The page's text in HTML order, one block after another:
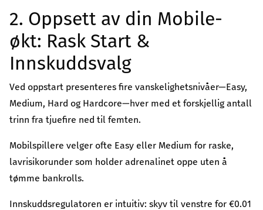
2. Oppsett av din Mobile-
økt: Rask Start &
Innskuddsvalg
Ved oppstart presenteres fire vanskelighetsnivåer—Easy,
Medium, Hard og Hardcore—hver med et forskjellig antall
trinn fra tjuefire ned til femten.
Mobilspillere velger ofte Easy eller Medium for raske,
lavrisikorunder som holder adrenalinet oppe uten å
tømme bankrolls.
Innskuddsregulatoren er intuitiv: skyv til venstre for €0.01